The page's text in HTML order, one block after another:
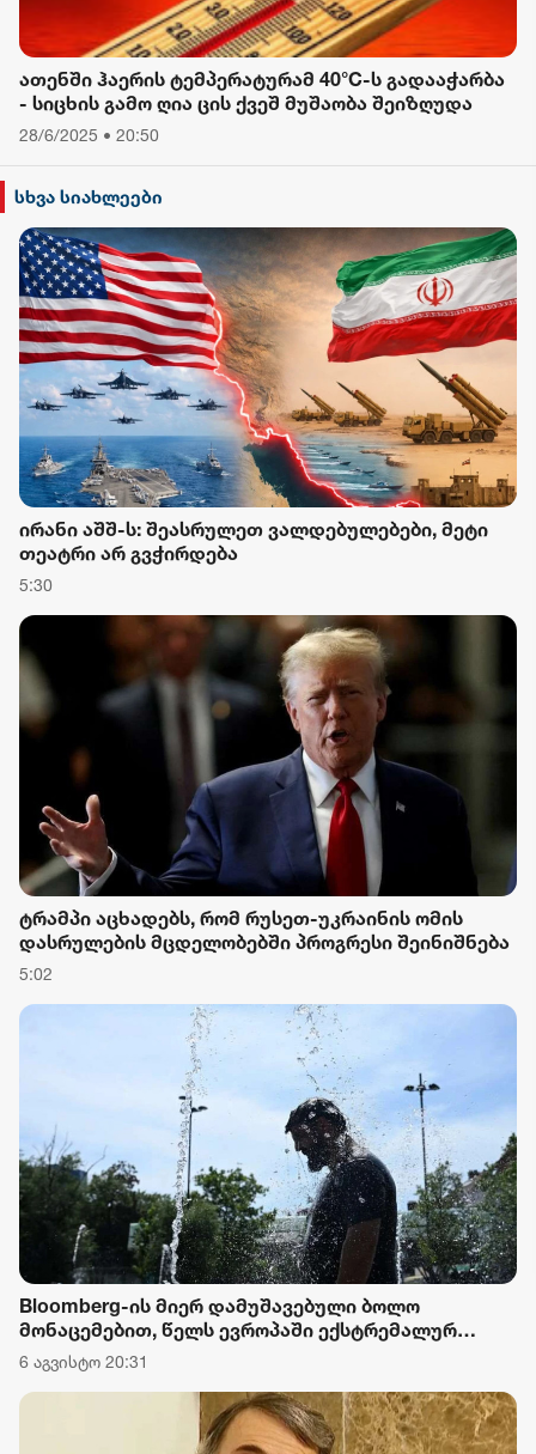
ათენში ჰაერის ტემპერატურამ 40°C-ს გადააჭარბა
- სიცხის გამო ღია ცის ქვეშ მუშაობა შეიზღუდა
28/6/2025 • 20:50
სხვა სიახლეები
ირანი აშშ-ს: შეასრულეთ ვალდებულებები, მეტი
თეატრი არ გვჭირდება
5:30
ტრამპი აცხადებს, რომ რუსეთ-უკრაინის ომის
დასრულების მცდელობებში პროგრესი შეინიშნება
5:02
Bloomberg-ის მიერ დამუშავებული ბოლო
მონაცემებით, წელს ევროპაში ექსტრემალურ
სიცხეს 25 000-ზე მეტი ადამიანი ემსხვერპლა
6 აგვისტო 20:31